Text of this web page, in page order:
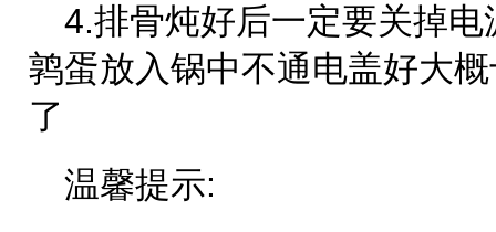
4.排骨炖好后一定要关掉
鹑蛋放入锅中不通电盖好大
了
温馨提示: